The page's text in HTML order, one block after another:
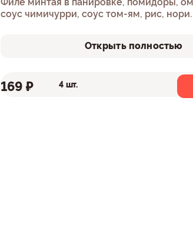
соус чимичурри, соус том-ям, рис, нори.
Открыть полностью
4 шт.
169 ₽